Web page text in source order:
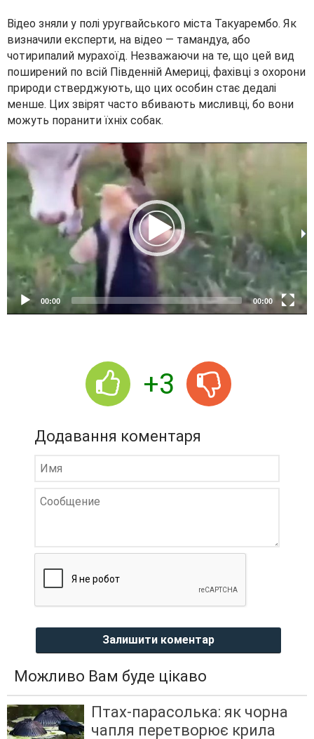
Відео зняли у полі уругвайського міста Такуарембо. Як
визначили експерти, на відео — тамандуа, або
чотирипалий мурахоїд. Незважаючи на те, що цей вид
поширений по всій Південній Америці, фахівці з охорони
природи стверджують, що цих особин стає дедалі
менше. Цих звірят часто вбивають мисливці, бо вони
можуть поранити їхніх собак.
V
i
d
e
P
a
y
e
r
00:00 00:00
+3
Додавання коментаря
Залишити коментар
Можливо Вам буде цікаво
Птах-парасолька: як чорна
чапля перетворює крила